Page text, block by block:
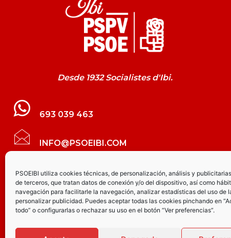
PSOEIBI utiliza cookies técnicas, de personalización, análisis y
de terceros, que tratan datos de conexión y/o del dispositivo, así como
navegación para facilitarle la navegación, analizar estadísticas del uso de
personalizar publicidad. Puedes aceptar todas las cookies pinchando en
todo” o configurarlas o rechazar su uso en el botón “Ver preferencias”.
Desde 1932 Socialistes d'Ibi.
693 039 463
INFO@PSOEIBI.COM
GRUPO MUNICIPAL SOCIALISTA DE IBI C/
LES ERES, 48 – 3º - DESPACHO PSOE
PARTIDO SOCIALISTA DE IBI AV.
JOAQUÍN VILANOVA, 8 - BAJO